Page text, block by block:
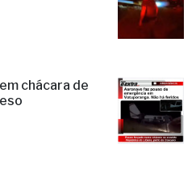
chácara de